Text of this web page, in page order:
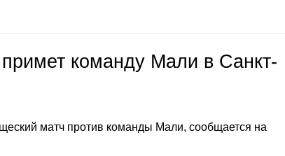
команду Мали в Санкт-
матч против команды Мали, сообщается на